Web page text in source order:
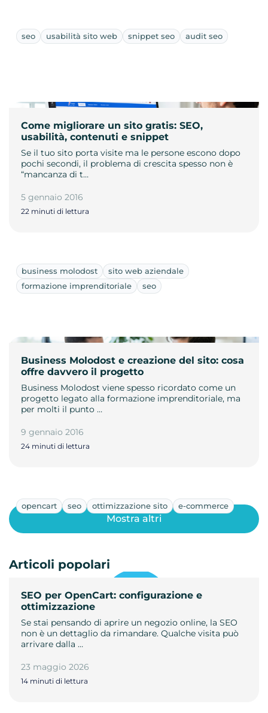
seo usabilità sito web snippet seo audit seo
Come migliorare un sito gratis: SEO,
usabilità, contenuti e snippet
Se il tuo sito porta visite ma le persone escono dopo
pochi secondi, il problema di crescita spesso non è
“mancanza di t…
5 gennaio 2016
22 minuti di lettura
business molodost
sito web aziendale
formazione imprenditoriale
seo
Business Molodost e creazione del sito: cosa
offre davvero il progetto
Business Molodost viene spesso ricordato come un
progetto legato alla formazione imprenditoriale, ma
per molti il punto …
9 gennaio 2016
24 minuti di lettura
opencart seo ottimizzazione sito e-commerce
SEO per OpenCart: configurazione e
ottimizzazione
Se stai pensando di aprire un negozio online, la SEO
non è un dettaglio da rimandare. Qualche visita può
arrivare dalla …
23 maggio 2026
14 minuti di lettura
Mostra altri
Articoli popolari